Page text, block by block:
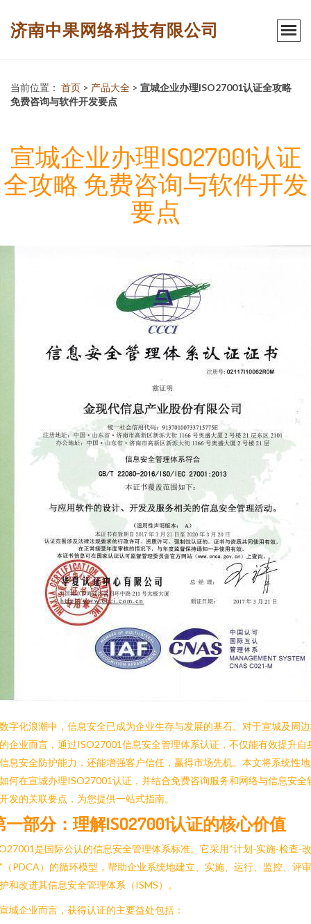
济南中果网络科技有限公司
当前位置： 首页 > 产品大全 > 宣城企业办理ISO27001认证全攻略
免费咨询与软件开发要点
宣城企业办理ISO27001认证
全攻略 免费咨询与软件开发
要点
字化浪潮中，信息安全已成为企业生存与发展的基石。对于宣城及周
企业而言，通过ISO27001信息安全管理体系认证，不仅能有效提升自
息安全防护能力，还能增强客户信任，赢得市场先机。本文将系统性
何在宣城办理ISO27001认证，并结合免费咨询服务和网络与信息安全
发的关联要点，为您提供一站式指南。
一部分：理解ISO27001认证的核心价值
是国际公认的信息安全管理体系标准。它采用“计划-实施-检查-改
（PDCA）的循环模型，帮助企业系统地建立、实施、运行、监控、评
和改进其信息安全管理体系（ISMS）。
城企业而言，获得认证的主要益处包括：